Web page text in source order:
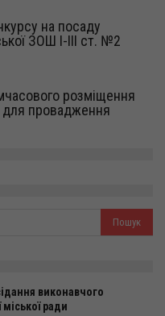
на посаду
ЗОШ І-ІІІ ст. №2
розміщення
провадження
виконавчого
ради